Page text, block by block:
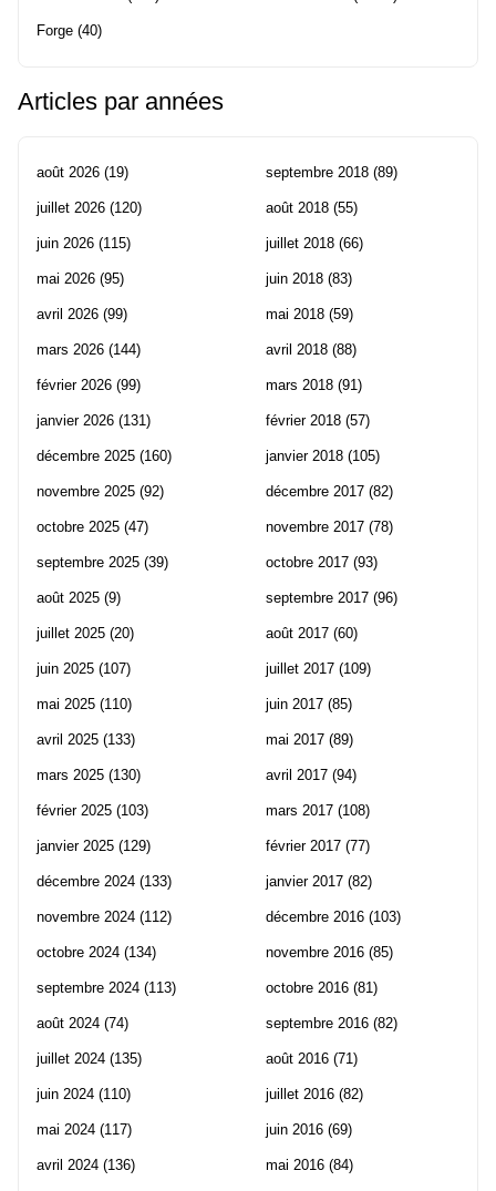
Forge (40)
Articles par années
août 2026 (19)
juillet 2026 (120)
juin 2026 (115)
mai 2026 (95)
avril 2026 (99)
mars 2026 (144)
février 2026 (99)
janvier 2026 (131)
décembre 2025 (160)
novembre 2025 (92)
octobre 2025 (47)
septembre 2025 (39)
août 2025 (9)
juillet 2025 (20)
juin 2025 (107)
mai 2025 (110)
avril 2025 (133)
mars 2025 (130)
février 2025 (103)
janvier 2025 (129)
décembre 2024 (133)
novembre 2024 (112)
octobre 2024 (134)
septembre 2024 (113)
août 2024 (74)
juillet 2024 (135)
juin 2024 (110)
mai 2024 (117)
avril 2024 (136)
septembre 2018 (89)
août 2018 (55)
juillet 2018 (66)
juin 2018 (83)
mai 2018 (59)
avril 2018 (88)
mars 2018 (91)
février 2018 (57)
janvier 2018 (105)
décembre 2017 (82)
novembre 2017 (78)
octobre 2017 (93)
septembre 2017 (96)
août 2017 (60)
juillet 2017 (109)
juin 2017 (85)
mai 2017 (89)
avril 2017 (94)
mars 2017 (108)
février 2017 (77)
janvier 2017 (82)
décembre 2016 (103)
novembre 2016 (85)
octobre 2016 (81)
septembre 2016 (82)
août 2016 (71)
juillet 2016 (82)
juin 2016 (69)
mai 2016 (84)